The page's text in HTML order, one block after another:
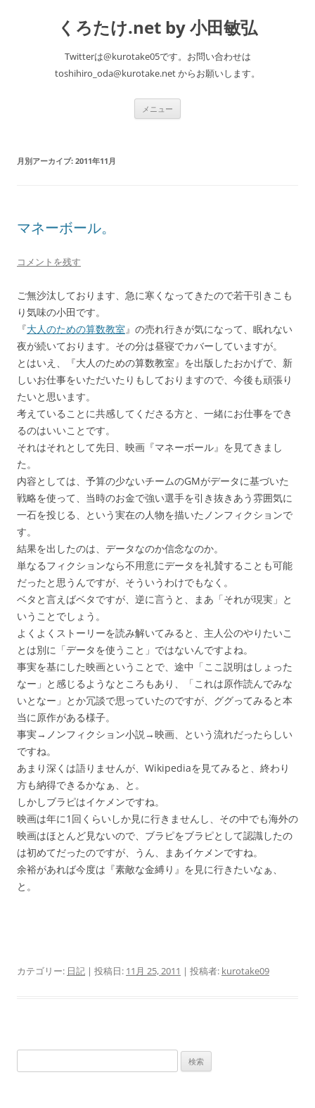
くろたけ.net by 小田敏弘
Twitterは@kurotake05です。お問い合わせは
toshihiro_oda@kurotake.net からお願いします。
メニュー
月別アーカイブ: 2011年11月
マネーボール。
コメントを残す
ご無沙汰しております、急に寒くなってきたので若干引きこも
り気味の小田です。
『大人のための算数教室』の売れ行きが気になって、眠れない
夜が続いております。その分は昼寝でカバーしていますが。
とはいえ、『大人のための算数教室』を出版したおかげで、新
しいお仕事をいただいたりもしておりますので、今後も頑張り
たいと思います。
考えていることに共感してくださる方と、一緒にお仕事をでき
るのはいいことです。
それはそれとして先日、映画『マネーボール』を見てきまし
た。
内容としては、予算の少ないチームのGMがデータに基づいた
戦略を使って、当時のお金で強い選手を引き抜きあう雰囲気に
一石を投じる、という実在の人物を描いたノンフィクションで
す。
結果を出したのは、データなのか信念なのか。
単なるフィクションなら不用意にデータを礼賛することも可能
だったと思うんですが、そういうわけでもなく。
ベタと言えばベタですが、逆に言うと、まあ「それが現実」と
いうことでしょう。
よくよくストーリーを読み解いてみると、主人公のやりたいこ
とは別に「データを使うこと」ではないんですよね。
事実を基にした映画ということで、途中「ここ説明はしょった
なー」と感じるようなところもあり、「これは原作読んでみな
いとなー」とか冗談で思っていたのですが、ググってみると本
当に原作がある様子。
事実→ノンフィクション小説→映画、という流れだったらしい
ですね。
あまり深くは語りませんが、Wikipediaを見てみると、終わり
方も納得できるかなぁ、と。
しかしブラピはイケメンですね。
映画は年に1回くらいしか見に行きませんし、その中でも海外の
映画はほとんど見ないので、ブラピをブラピとして認識したの
は初めてだったのですが、うん、まあイケメンですね。
余裕があれば今度は『素敵な金縛り』を見に行きたいなぁ、
と。
カテゴリー: 日記 | 投稿日: 11月 25, 2011 | 投稿者: kurotake09
索: